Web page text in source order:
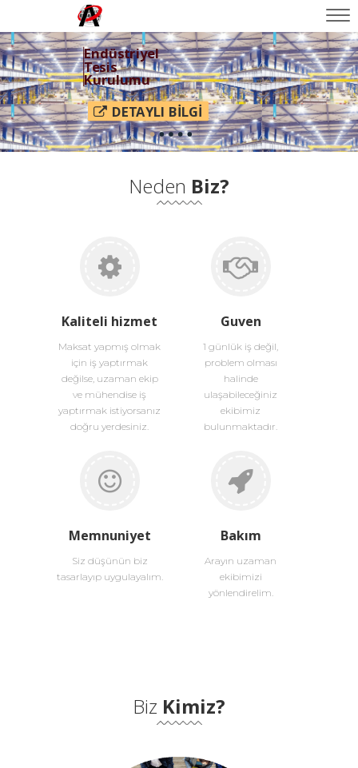
Endüstriyel
Tesis
Kurulumu
DETAYLI BİLGİ
Neden Biz?
Kaliteli hizmet
Maksat yapmış olmak
için iş yaptırmak
değilse, uzaman ekip
ve mühendise iş
yaptırmak istiyorsanız
doğru yerdesiniz.
Guven
1 günlük iş değil,
problem olması
halinde
ulaşabileceğiniz
ekibimiz
bulunmaktadır.
Memnuniyet
Siz düşünün biz
tasarlayıp uygulayalım.
Bakım
Arayın uzaman
ekibimizi
yönlendirelim.
Biz Kimiz?